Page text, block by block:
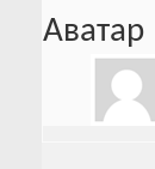
Аватар